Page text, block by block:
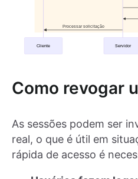
Como revogar
As sessões podem ser
real, o que é útil em
rápida de acesso é